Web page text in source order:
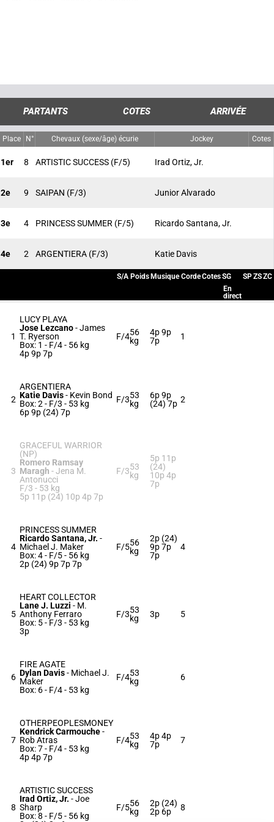
PARTANTS COTES ARRIVÉE
Place N° Chevaux (sexe/âge) écurie Jockey Cotes
1er 8 ARTISTIC SUCCESS (F/5) Irad Ortiz, Jr.
2e 9 SAIPAN (F/3) Junior Alvarado
3e 4 PRINCESS SUMMER (F/5) Ricardo Santana, Jr.
4e 2 ARGENTIERA (F/3) Katie Davis
S/A Poids Musique CordeCotesSG SPZSZC
En
direct
1
LUCY PLAYA
Jose Lezcano-James
T. Ryerson
Box: 1 - F/4 - 56 kg
4p 9p 7p
F/456
kg
4p 9p
7p
1
2
ARGENTIERA
Katie Davis- Kevin Bond
Box: 2 - F/3 - 53 kg
6p 9p (24) 7p
F/353
kg
6p 9p
(24) 7p 2
3
GRACEFUL WARRIOR
(NP)
Romero Ramsay
Maragh -Jena M.
Antonucci
F/3 - 53 kg
5p 11p (24) 10p 4p 7p
F/353
kg
5p 11p
(24)
10p 4p
7p
4
PRINCESS SUMMER
Ricardo Santana, Jr. -
Michael J. Maker
Box: 4 - F/5 - 56 kg
2p (24) 9p 7p 7p
F/556
kg
2p (24)
9p 7p
7p
4
5
HEART COLLECTOR
Lane J. Luzzi - M.
Anthony Ferraro
Box: 5 - F/3 - 53 kg
3p
F/353
kg
3p 5
6
FIRE AGATE
Dylan Davis- Michael J.
Maker
Box: 6 - F/4 - 53 kg
F/453
kg
6
7
OTHERPEOPLESMONEY
Kendrick Carmouche-
Rob Atras
Box: 7 - F/4 - 53 kg
4p 4p 7p
F/453
kg
4p 4p
7p
7
8
ARTISTIC SUCCESS
Irad Ortiz, Jr. -Joe
Sharp
Box: 8 - F/5 - 56 kg
F/556
kg
2p (24)
2p 6p
8